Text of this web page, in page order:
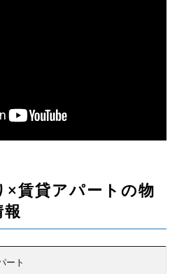
×賃貸アパートの物
ート